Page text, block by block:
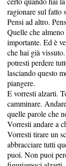
ragionare sul fatto
Pensi ad altro.
Quelle che
importante. Ed è
che hai già
potresti perdere
lasciando questo
piangere.
E vorresti alzarti.
camminare.
quelle parole che
Vorresti andare a
Vorresti tirare un
abbracciare tutti
puoi. Non puoi